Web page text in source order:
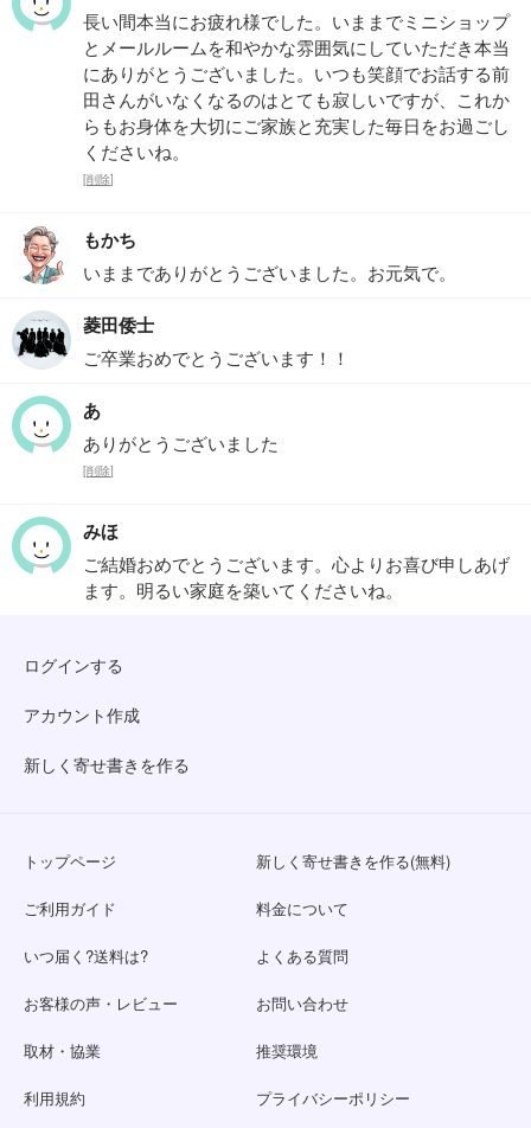
長い間本当にお疲れ様でした。いままでミニショップ
とメールルームを和やかな雰囲気にしていただき本当
にありがとうございました。いつも笑顔でお話する前
田さんがいなくなるのはとても寂しいですが、これか
らもお身体を大切にご家族と充実した毎日をお過ごし
くださいね。
[削除]
もかち
いままでありがとうございました。お元気で。
菱田倭士
ご卒業おめでとうございます！！
あ
ありがとうございました
[削除]
みほ
ご結婚おめでとうございます。心よりお喜び申しあげ
ます。明るい家庭を築いてくださいね。
ログインする
アカウント作成
新しく寄せ書きを作る
トップページ 新しく寄せ書きを作る(無料)
ご利用ガイド 料金について
いつ届く?送料は? よくある質問
お客様の声・レビュー お問い合わせ
取材・協業 推奨環境
利用規約 プライバシーポリシー